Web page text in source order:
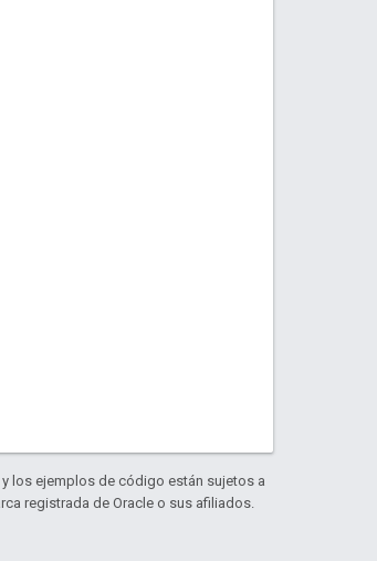
, y los ejemplos de código están sujetos a
registrada de Oracle o sus afiliados.